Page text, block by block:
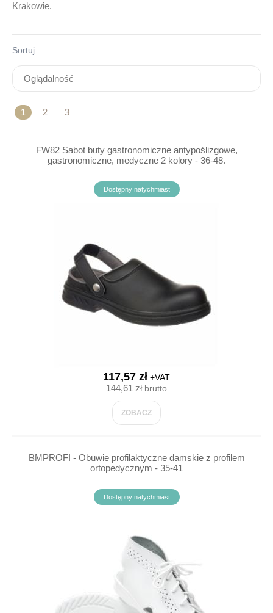
Krakowie.
Sortuj
1 2 3
FW82 Sabot buty gastronomiczne antypoślizgowe,
gastronomiczne, medyczne 2 kolory - 36-48.
Dostępny natychmiast
117,57 zł +VAT
144,61 złbrutto
ZOBACZ
BMPROFI - Obuwie profilaktyczne damskie z profilem
ortopedycznym - 35-41
Dostępny natychmiast